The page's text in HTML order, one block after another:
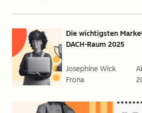
Die wichtigsten
DACH-Raum 2025
Josephine Wick
Frona